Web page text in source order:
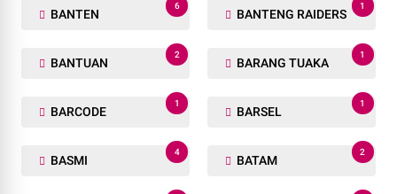
BANTEN
6
BANTENG RAIDERS
1
BANTUAN
2
BARANG TUAKA
1
BARCODE
1
BARSEL
1
BASMI
4
BATAM
2